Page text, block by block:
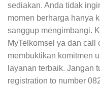
sediakan. Anda tidak
momen berharga hanya
sanggup mengimbangi.
MyTelkomsel ya dan call
membuktikan komitmen
layanan terbaik. Jangan
registration to number